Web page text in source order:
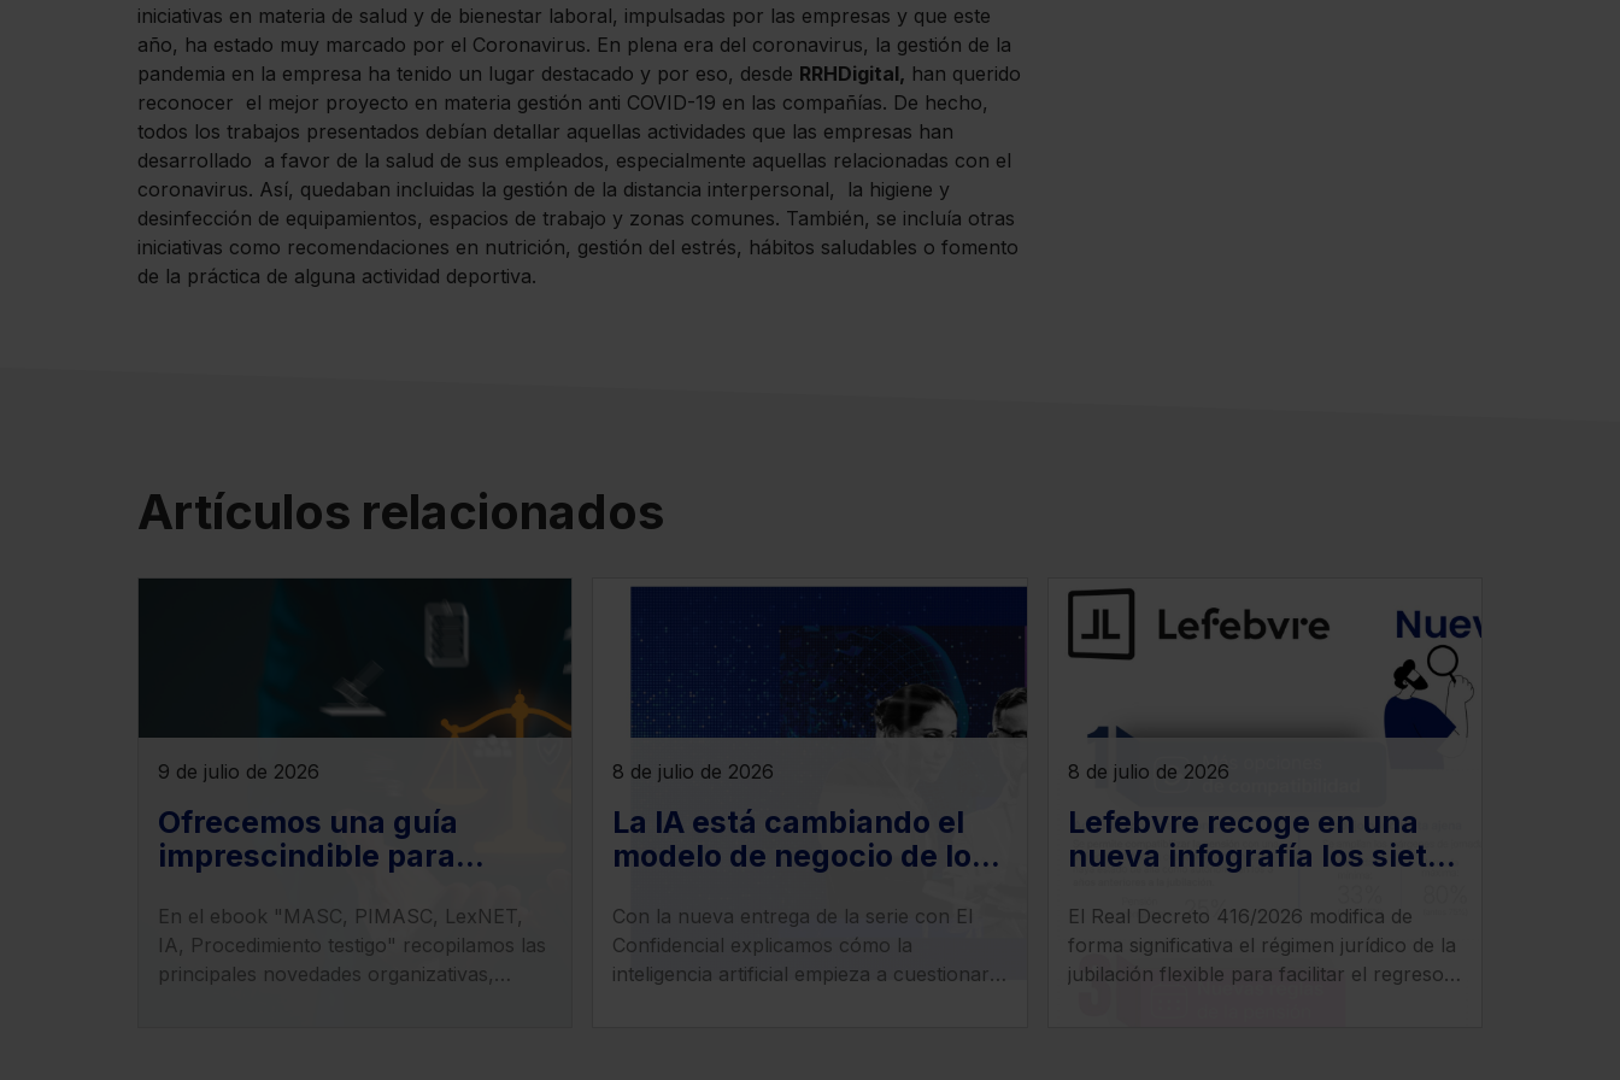
iniciativas en materia de salud y de bienestar laboral, impulsadas por las empresas y que este
año, ha estado muy marcado por el Coronavirus. En plena era del coronavirus, la gestión de la
pandemia en la empresa ha tenido un lugar destacado y por eso, desde RRHDigital, han querido
reconocer el mejor proyecto en materia gestión anti COVID-19 en las compañías. De hecho,
todos los trabajos presentados debían detallar aquellas actividades que las empresas han
desarrollado a favor de la salud de sus empleados, especialmente aquellas relacionadas con el
coronavirus. Así, quedaban incluidas la gestión de la distancia interpersonal, la higiene y
desinfección de equipamientos, espacios de trabajo y zonas comunes. También, se incluía otras
iniciativas como recomendaciones en nutrición, gestión del estrés, hábitos saludables o fomento
de la práctica de alguna actividad deportiva.
Artículos relacionados
9 de julio de 2026
Ofrecemos una guía
imprescindible para
LO 1/2025 en la
transformación del
sistema judicial
En el ebook "MASC, PIMASC, LexNET,
IA, Procedimiento testigo" recopilamos las
principales novedades organizativas,
8 de julio de 2026
La IA está cambiando el
modelo de negocio de los
la era del ‘superabogado’
Con la nueva entrega de la serie con El
Confidencial explicamos cómo la
inteligencia artificial empieza a cuestionar
8 de julio de 2026
Lefebvre recoge en una
nueva infografía los siete
que introduce el Real
Decreto 416/2026
El Real Decreto 416/2026 modifica de
forma significativa el régimen jurídico de la
jubilación flexible para facilitar el regreso